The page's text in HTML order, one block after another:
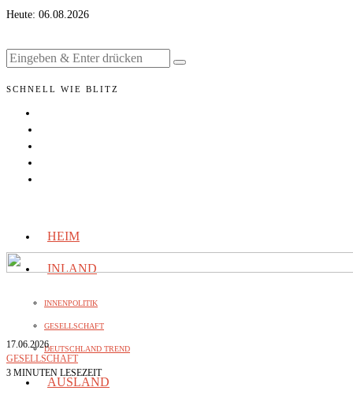
Heute: 06.08.2026
SCHNELL WIE BLITZ
HEIM
INLAND
INNENPOLITIK
GESELLSCHAFT
DEUTSCHLAND TREND
AUSLAND
17.06.2026
GESELLSCHAFT
3 MINUTEN LESEZEIT